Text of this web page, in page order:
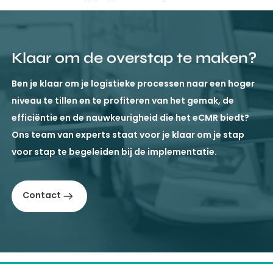
Klaar om de overstap te maken?
Ben je klaar om je logistieke processen naar een hoger
niveau te tillen en te profiteren van het gemak, de
efficiëntie en de nauwkeurigheid die het eCMR biedt?
Ons team van experts staat voor je klaar om je stap
voor stap te begeleiden bij de implementatie.
Contact